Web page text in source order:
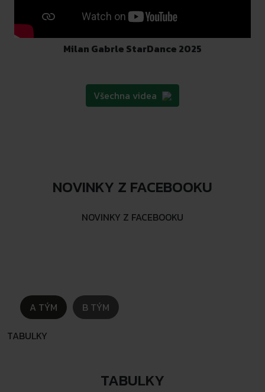
Milan Gabrle StarDance 2025
Všechna videa
NOVINKY Z FACEBOOKU
NOVINKY Z FACEBOOKU
A TÝM
B TÝM
TABULKY
TABULKY